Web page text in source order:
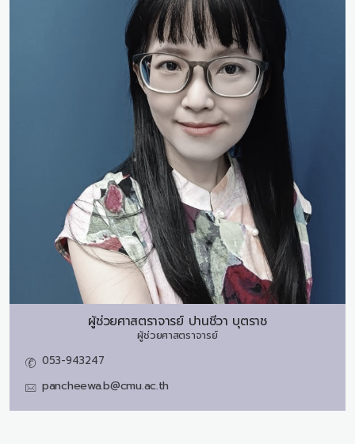
ผู้ช่วยศาสตราจารย์ ปานชีวา บุตราช
ผู้ช่วยศาสตราจารย์
053-943247
pancheewa.b@cmu.ac.th